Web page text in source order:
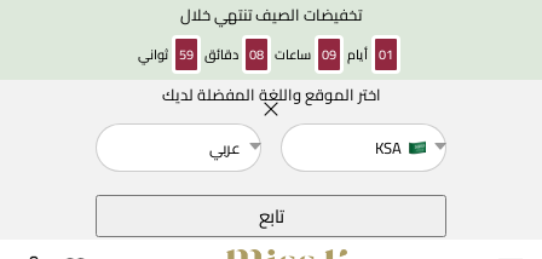
تخفيضات الصيف تنتهي خلال
01 أيام 09 ساعات 08 دقائق 59 ثواني
اختر الموقع واللغة المفضلة لديك
KSA
عربي
تابع